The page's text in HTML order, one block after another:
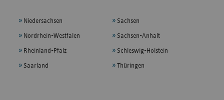
Niedersachsen
Nordrhein-Westfalen
Rheinland-Pfalz
Saarland
Sachsen
Sachsen-Anhalt
Schleswig-Holstein
Thüringen